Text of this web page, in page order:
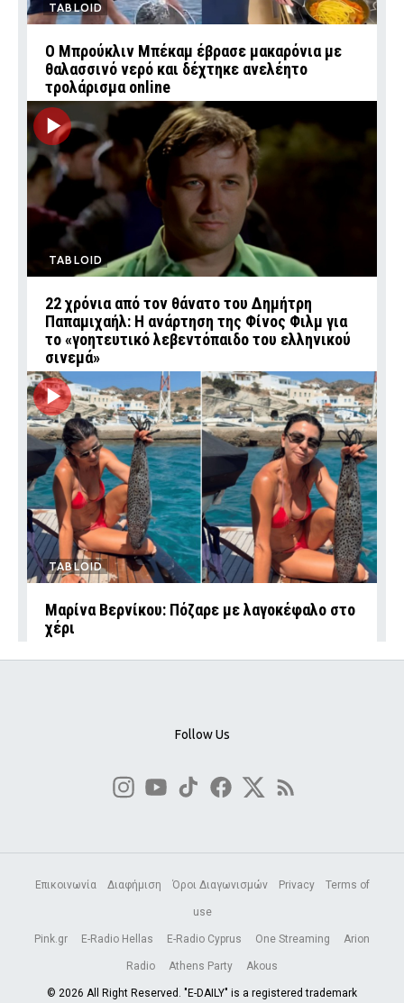
TABLOID
Ο Μπρούκλιν Μπέκαμ έβρασε μακαρόνια με
θαλασσινό νερό και δέχτηκε ανελέητο
τρολάρισμα online
TABLOID
22 χρόνια από τον θάνατο του Δημήτρη
Παπαμιχαήλ: Η ανάρτηση της Φίνος Φιλμ για
το «γοητευτικό λεβεντόπαιδο του ελληνικού
σινεμά»
TABLOID
Μαρίνα Βερνίκου: Πόζαρε με λαγοκέφαλο στο
χέρι
Follow Us
Επικοινωνία Διαφήμιση Όροι Διαγωνισμών Privacy Terms of
use
Pink.gr E-Radio Hellas E-Radio Cyprus One Streaming Arion
Radio Athens Party Akous
© 2026 All Right Reserved. "E-DAILY" is a registered trademark